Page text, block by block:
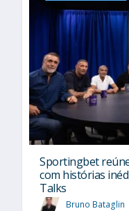
Sportingbet
com histórias
Talks
Bruno Bataglin